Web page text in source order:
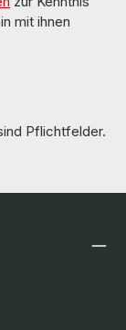
mit ihnen
Pflichtfelder.